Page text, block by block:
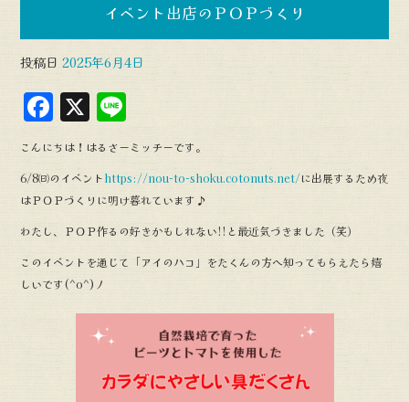
イベント出店のＰＯＰづくり
投稿日 2025年6月4日
F
a
c
e
b
o
o
X
in
e
こんにちは！はるさーミッチーです。
6/8㈰のイベントhttps://nou-to-shoku.cotonuts.net/に出展するため夜
はＰＯＰづくりに明け暮れています♪
わたし、ＰＯＰ作るの好きかもしれない!!と最近気づきました（笑）
このイベントを通じて「アイのハコ」をたくんの方へ知ってもらえたら嬉
しいです(^o^)丿